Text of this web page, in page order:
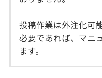
投稿作業は外注化可
必要であれば、マニ
ます。